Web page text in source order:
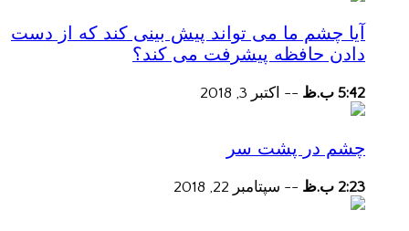
آیا چشم ما می تواند پیش بینی کند که از دست
دادن حافظه پیشرفت می کند؟
5:42 ب.ظ -- اکتبر 3, 2018
چشم در پشت سر
2:23 ب.ظ -- سپتامبر 22, 2018